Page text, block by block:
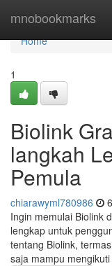
mnobookmarks
Home
Home
1
Biolink
langkah
Pemula
chiarawyml780986
Ingin memulai Biolink
lengkap untuk
tentang Biolink,
saja mampu